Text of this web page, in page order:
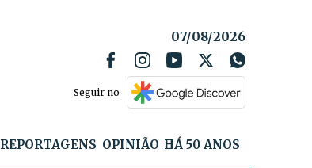
07/08/2026
Seguir no
REPORTAGENS OPINIÃO HÁ 50 ANOS